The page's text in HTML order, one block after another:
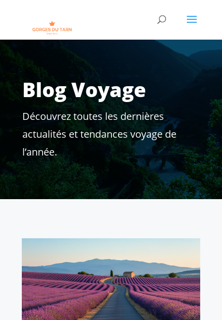
Blog Voyage
Découvrez toutes les dernières
actualités et tendances voyage de
l’année.